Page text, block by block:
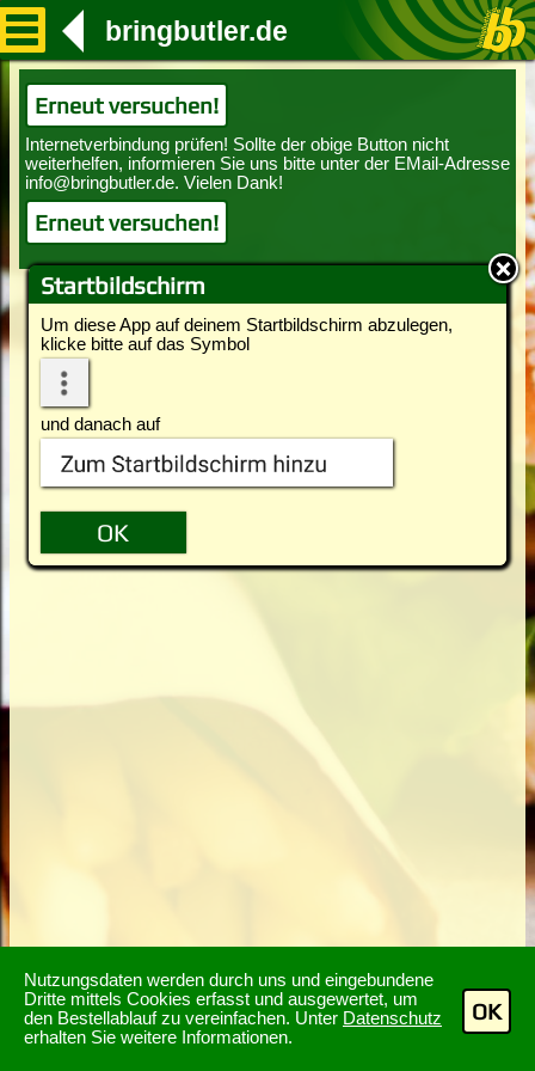
Nutzungsdaten werden durch uns und eingebundene
Dritte mittels Cookies erfasst und ausgewertet, um
den Bestellablauf zu vereinfachen. Unter Datenschutz
erhalten Sie weitere Informationen.
OK
Startbildschirm
Um diese App auf deinem Startbildschirm abzulegen,
klicke bitte auf das Symbol
und danach auf
bringbutler.de
Erneut versuchen!
Erneut versuchen!